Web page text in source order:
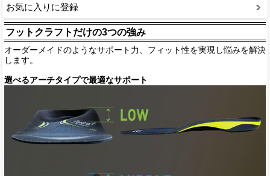
お気に入りに登録
フットクラフトだけの3つの強み
オーダーメイドのようなサポート力、フィット性を実現し悩みを解決
します。
選べるアーチタイプで最適なサポート